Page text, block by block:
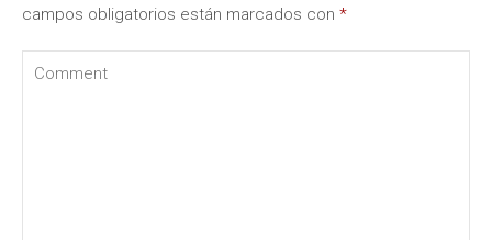
campos obligatorios están marcados con *